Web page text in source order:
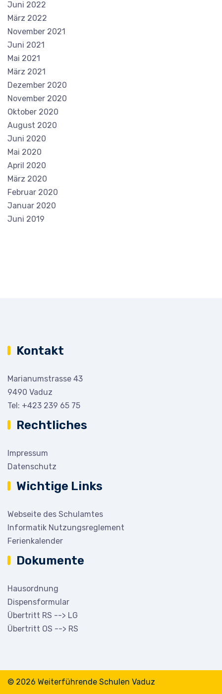
Juni 2022
März 2022
November 2021
Juni 2021
Mai 2021
März 2021
Dezember 2020
November 2020
Oktober 2020
August 2020
Juni 2020
Mai 2020
April 2020
März 2020
Februar 2020
Januar 2020
Juni 2019
Kontakt
Marianumstrasse 43
9490 Vaduz
Tel: +423 239 65 75
Rechtliches
Impressum
Datenschutz
Wichtige Links
Webseite des Schulamtes
Informatik Nutzungsreglement
Ferienkalender
Dokumente
Hausordnung
Dispensformular
Übertritt RS --> LG
Übertritt OS --> RS
© 2026 Weiterführende Schulen Vaduz